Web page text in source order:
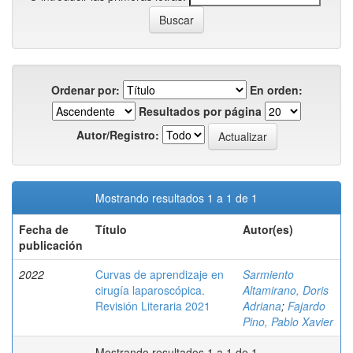
Ordenar por:
En orden:
Resultados por página
Autor/Registro:
Mostrando resultados 1 a 1 de 1
Fecha de
publicación
Título Autor(es)
2022
Curvas de aprendizaje en
cirugía laparoscópica.
Revisión Literaria 2021
Sarmiento
Altamirano, Doris
Adriana; Fajardo
Pino, Pablo Xavier